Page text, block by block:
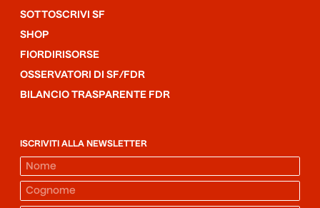
SOTTOSCRIVI SF
SHOP
FIORDIRISORSE
OSSERVATORI DI SF/FDR
BILANCIO TRASPARENTE FDR
ISCRIVITI ALLA NEWSLETTER